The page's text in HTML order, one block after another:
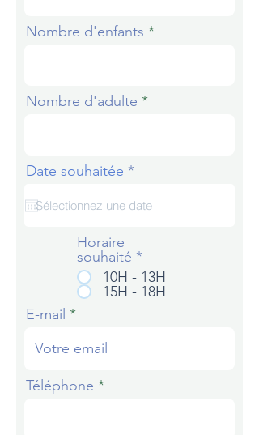
Nombre d'enfants
Nombre d'adulte
Date souhaitée *r
q
u
e
Horaire
souhaité *
10H - 13H
15H - 18H
E-mail
Téléphone